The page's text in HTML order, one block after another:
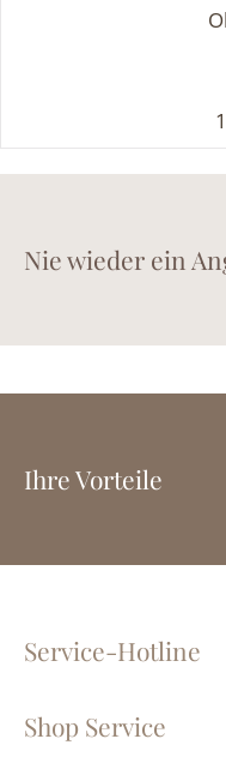
Nie wieder ein
Ihre Vorteile
Service-Hotline
Shop Service